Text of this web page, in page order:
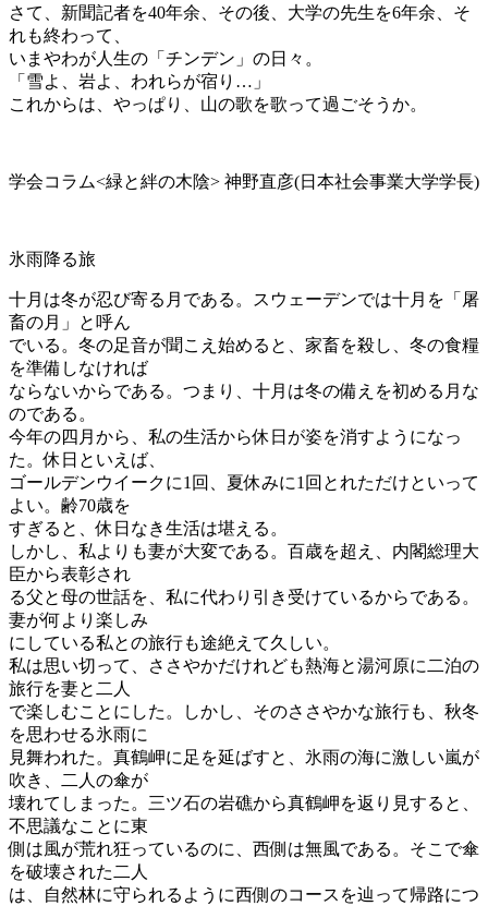
さて、新聞記者を40年余、その後、大学の先生を6年余、そ
れも終わって、
いまやわが人生の「チンデン」の日々。
「雪よ、岩よ、われらが宿り…」
これからは、やっぱり、山の歌を歌って過ごそうか。
学会コラム<緑と絆の木陰> 神野直彦(日本社会事業大学学長)
氷雨降る旅
十月は冬が忍び寄る月である。スウェーデンでは十月を「屠
畜の月」と呼ん
でいる。冬の足音が聞こえ始めると、家畜を殺し、冬の食糧
を準備しなければ
ならないからである。つまり、十月は冬の備えを初める月な
のである。
今年の四月から、私の生活から休日が姿を消すようになっ
た。休日といえば、
ゴールデンウイークに1回、夏休みに1回とれただけといって
よい。齢70歳を
すぎると、休日なき生活は堪える。
しかし、私よりも妻が大変である。百歳を超え、内閣総理大
臣から表彰され
る父と母の世話を、私に代わり引き受けているからである。
妻が何より楽しみ
にしている私との旅行も途絶えて久しい。
私は思い切って、ささやかだけれども熱海と湯河原に二泊の
旅行を妻と二人
で楽しむことにした。しかし、そのささやかな旅行も、秋冬
を思わせる氷雨に
見舞われた。真鶴岬に足を延ばすと、氷雨の海に激しい嵐が
吹き、二人の傘が
壊れてしまった。三ツ石の岩礁から真鶴岬を返り見すると、
不思議なことに東
側は風が荒れ狂っているのに、西側は無風である。そこで傘
を破壊された二人
は、自然林に守られるように西側のコースを辿って帰路につ